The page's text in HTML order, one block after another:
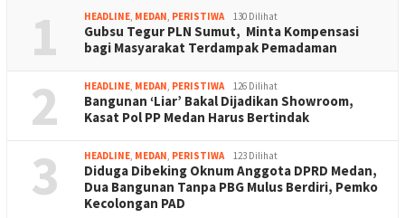
1 HEADLINE, MEDAN, PERISTIWA 130 Dilihat
Gubsu Tegur PLN Sumut, Minta Kompensasi
bagi Masyarakat Terdampak Pemadaman
2 HEADLINE, MEDAN, PERISTIWA 126 Dilihat
Bangunan ‘Liar’ Bakal Dijadikan Showroom,
Kasat Pol PP Medan Harus Bertindak
3 HEADLINE, MEDAN, PERISTIWA 123 Dilihat
Diduga Dibeking Oknum Anggota DPRD Medan,
Dua Bangunan Tanpa PBG Mulus Berdiri, Pemko
Kecolongan PAD